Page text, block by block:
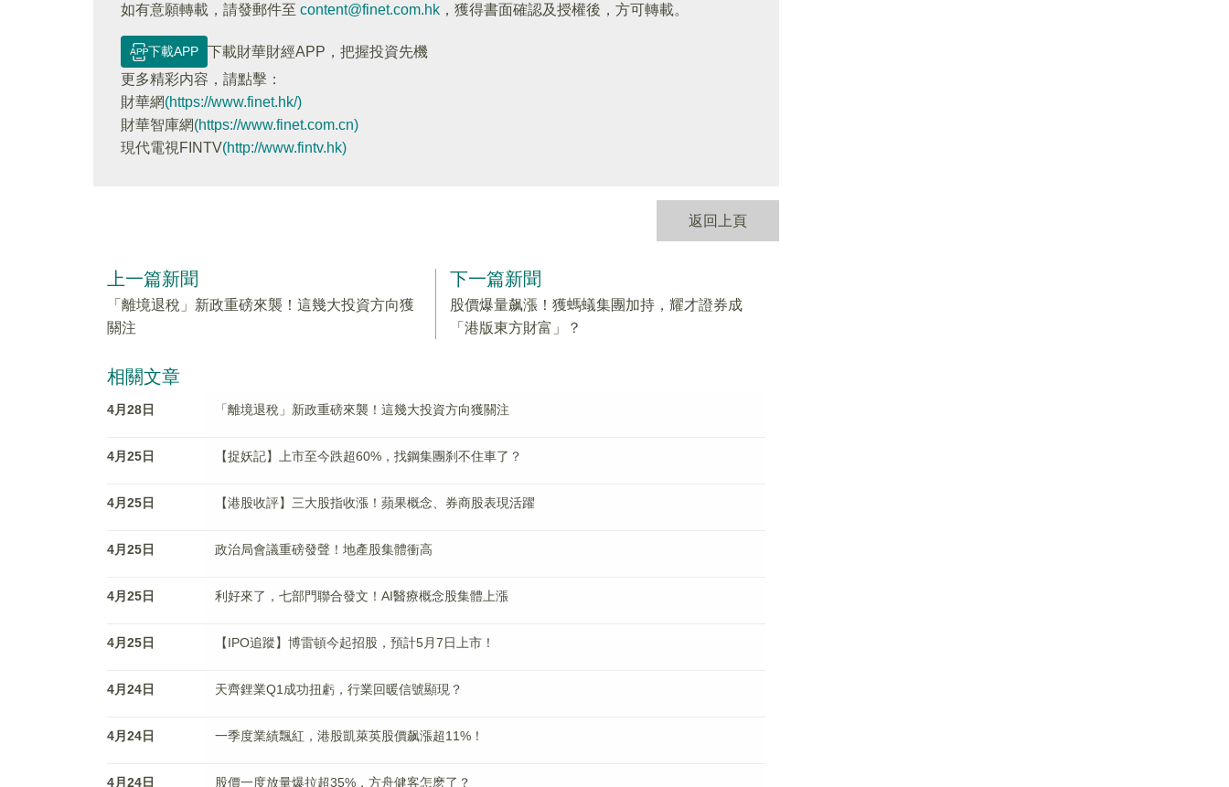
如有意願轉載，請發郵件至 content@finet.com.hk ，獲得書面確認及授權後，方可轉載。
下載APP
下載財華財經APP，把握投資先機
更多精彩内容，請點擊：
財華網(https://www.finet.hk/)
財華智庫網(https://www.finet.com.cn)
現代電視FINTV(http://www.fintv.hk)
返回上頁
上一篇新聞
「離境退稅」新政重磅來襲！這幾大投資方向獲
關注
下一篇新聞
股價爆量飙漲！獲螞蟻集團加持，耀才證券成
「港版東方財富」？
相關文章
4月28日 「離境退稅」新政重磅來襲！這幾大投資方向獲關注
4月25日 【捉妖記】上市至今跌超60%，找鋼集團刹不住車了？
4月25日 【港股收評】三大股指收漲！蘋果概念、券商股表現活躍
4月25日 政治局會議重磅發聲！地產股集體衝高
4月25日 利好來了，七部門聯合發文！AI醫療概念股集體上漲
4月25日 【IPO追蹤】博雷頓今起招股，預計5月7日上市！
4月24日 天齊鋰業Q1成功扭虧，行業回暖信號顯現？
4月24日 一季度業績飄紅，港股凱萊英股價飙漲超11%！
4月24日 股價一度放量爆拉超35%，方舟健客怎麽了？